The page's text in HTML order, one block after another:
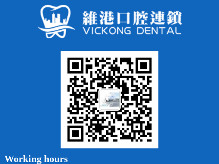
常見問題
牙列不齊
牙齦出血
Working hours